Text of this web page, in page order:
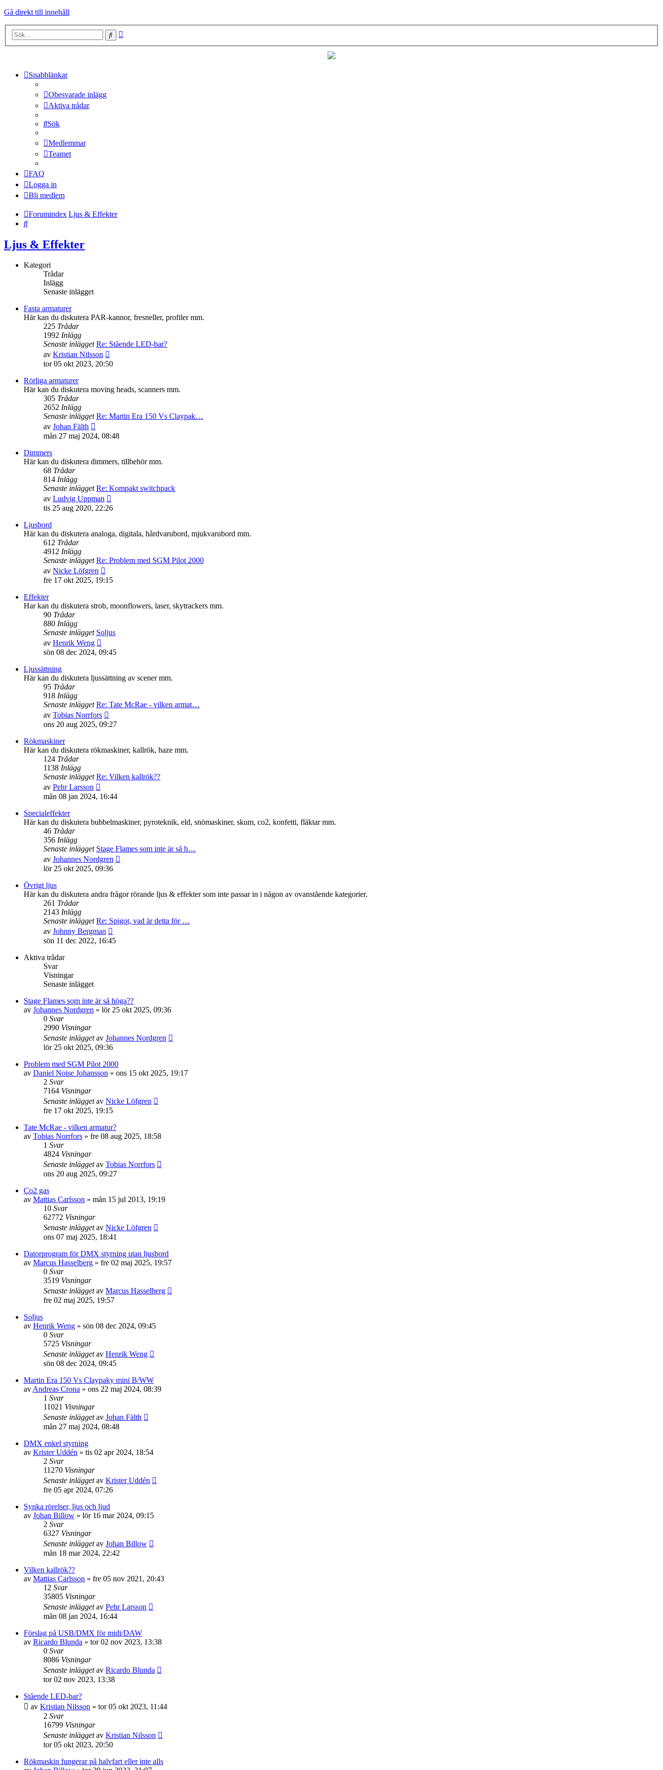
Gå direkt till innehåll
Sök
Snabblänkar
Obesvarade inlägg
Aktiva trådar
Sök
Medlemmar
Teamet
FAQ
Logga in
Bli medlem
Forumindex Ljus & Effekter
Sök
Ljus & Effekter
Kategori
Trådar
Inlägg
Senaste inlägget
Fasta armaturer
Här kan du diskutera PAR-kannor, fresneller, profiler mm.
225 Trådar
1992 Inlägg
Senaste inlägget Re: Stående LED-bar?
av Kristian Nilsson
till
inlägget
tor 05 okt 2023, 20:50
Rörliga armaturer
Här kan du diskutera moving heads, scanners mm.
305 Trådar
2652 Inlägg
Senaste inlägget Re: Martin Era 150 Vs Claypak…
av Johan Fälth
till
det
inlägget
mån 27 maj 2024, 08:48
Dimmers
Här kan du diskutera dimmers, tillbehör mm.
68 Trådar
814 Inlägg
Senaste inlägget Re: Kompakt switchpack
av Ludvig Uppman
till
inlägget
tis 25 aug 2020, 22:26
Ljusbord
Här kan du diskutera analoga, digitala, hårdvarubord, mjukvarubord mm.
612 Trådar
4912 Inlägg
Senaste inlägget Re: Problem med SGM Pilot 2000
av Nicke Löfgren
till
inlägget
fre 17 okt 2025, 19:15
Effekter
Har kan du diskutera strob, moonflowers, laser, skytrackers mm.
90 Trådar
880 Inlägg
Senaste inlägget Soljus
av Henrik Weng
till
inlägget
sön 08 dec 2024, 09:45
Ljussättning
Här kan du diskutera ljussättning av scener mm.
95 Trådar
918 Inlägg
Senaste inlägget Re: Tate McRae - vilken armat…
av Tobias Norrfors
till
inlägget
ons 20 aug 2025, 09:27
Rökmaskiner
Här kan du diskutera rökmaskiner, kallrök, haze mm.
124 Trådar
1138 Inlägg
Senaste inlägget Re: Vilken kallrök??
av Pehr Larsson
till
inlägget
mån 08 jan 2024, 16:44
Specialeffekter
Här kan du diskutera bubbelmaskiner, pyroteknik, eld, snömaskiner, skum, co2, konfetti, fläktar mm.
46 Trådar
356 Inlägg
Senaste inlägget Stage Flames som inte är så h…
av Johannes Nordgren
inlägget
lör 25 okt 2025, 09:36
Övrigt ljus
Här kan du diskutera andra frågor rörande ljus & effekter som inte passar in i någon av ovanstående kategorier.
261 Trådar
2143 Inlägg
Senaste inlägget Re: Spigot, vad är detta för …
av Johnny Bergman
till
sön 11 dec 2022, 16:45
Aktiva trådar
Svar
Visningar
Senaste inlägget
Stage Flames som inte är så höga??
av Johannes Nordgren » lör 25 okt 2025, 09:36
0 Svar
2990 Visningar
Senaste inläggetav Johannes Nordgren
lör 25 okt 2025, 09:36
Problem med SGM Pilot 2000
av Daniel Noise Johansson » ons 15 okt 2025, 19:17
2 Svar
7164 Visningar
Senaste inläggetav Nicke Löfgren
fre 17 okt 2025, 19:15
Tate McRae - vilken armatur?
av Tobias Norrfors » fre 08 aug 2025, 18:58
1 Svar
4824 Visningar
Senaste inläggetav Tobias Norrfors
ons 20 aug 2025, 09:27
Co2 gas
av Mattias Carlsson » mån 15 jul 2013, 19:19
10 Svar
62772 Visningar
Senaste inläggetav Nicke Löfgren
ons 07 maj 2025, 18:41
Datorprogram för DMX styrning utan ljusbord
av Marcus Hasselberg » fre 02 maj 2025, 19:57
0 Svar
3519 Visningar
Senaste inläggetav Marcus Hasselberg
fre 02 maj 2025, 19:57
Soljus
av Henrik Weng » sön 08 dec 2024, 09:45
0 Svar
5725 Visningar
Senaste inläggetav Henrik Weng
sön 08 dec 2024, 09:45
Martin Era 150 Vs Claypaky mini B/WW
avAndreas Crona » ons 22 maj 2024, 08:39
1 Svar
11021 Visningar
Senaste inläggetav Johan Fälth
mån 27 maj 2024, 08:48
DMX enkel styrning
av Krister Uddén » tis 02 apr 2024, 18:54
2 Svar
11270 Visningar
Senaste inläggetav Krister Uddén
fre 05 apr 2024, 07:26
Synka rörelser, ljus och ljud
av Johan Billow » lör 16 mar 2024, 09:15
2 Svar
6327 Visningar
Senaste inläggetav Johan Billow
mån 18 mar 2024, 22:42
Vilken kallrök??
av Mattias Carlsson » fre 05 nov 2021, 20:43
12 Svar
35805 Visningar
Senaste inläggetav Pehr Larsson
mån 08 jan 2024, 16:44
Förslag på USB/DMX för midi/DAW
av Ricardo Blunda » tor 02 nov 2023, 13:38
0 Svar
8086 Visningar
Senaste inläggetav Ricardo Blunda
tor 02 nov 2023, 13:38
Stående LED-bar?
av Kristian Nilsson » tor 05 okt 2023, 11:44
2 Svar
16799 Visningar
Senaste inläggetav Kristian Nilsson
tor 05 okt 2023, 20:50
Rökmaskin fungerar på halvfart eller inte alls